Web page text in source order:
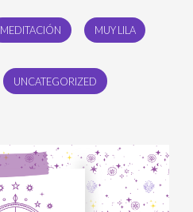
MEDITACIÓN MUY LILA
UNCATEGORIZED